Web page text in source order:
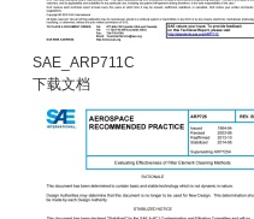
SAE_ARP711C
下载文档